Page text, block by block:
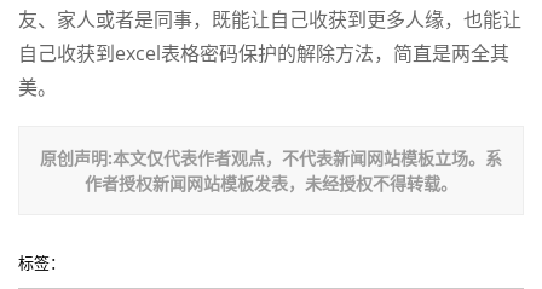
友、家人或者是同事，既能让自己收获到更多人缘，也能让
自己收获到excel表格密码保护的解除方法，简直是两全其
美。
原创声明:本文仅代表作者观点，不代表新闻网站模板立场。系
作者授权新闻网站模板发表，未经授权不得转载。
标签：